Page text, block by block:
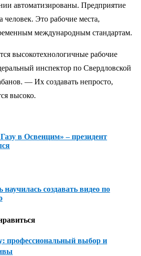
автоматизированы. Предприятие
человек. Это рабочие места,
международным стандартам.
высокотехнологичные рабочие
инспектор по Свердловской
— Их создавать непросто,
высоко.
в Освенцим» – президент
научилась создавать видео по
профессиональный выбор и